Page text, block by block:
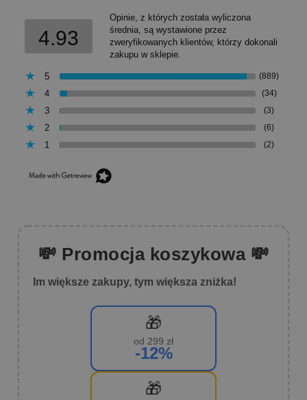
4.93
Opinie, z których została wyliczona
średnia, są wystawione przez
zweryfikowanych klientów, którzy dokonali
zakupu w sklepie.
5 (889)
4 (34)
3 (3)
2 (6)
1 (2)
💸 Promocja koszykowa 💸
Im większe zakupy, tym większa zniżka!
🎁
od 299 zł
-12%
🎁